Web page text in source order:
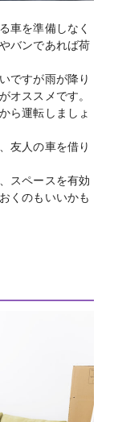
車を準備しなく
バンであれば荷
ですが雨が降り
オススメです。
ら運転しましょ
友人の車を借り
スペースを有効
くのもいいかも